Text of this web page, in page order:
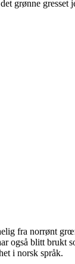
grønne gresset
fra norrønt
også blitt brukt
i norsk språk.